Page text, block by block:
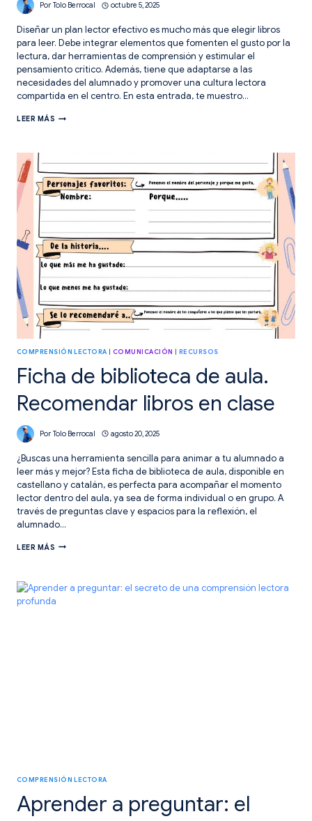
Por Tolo Berrocal octubre 5, 2025
Diseñar un plan lector efectivo es mucho más que elegir libros
para leer. Debe integrar elementos que fomenten el gusto por la
lectura, dar herramientas de comprensión y estimular el
pensamiento crítico. Además, tiene que adaptarse a las
necesidades del alumnado y promover una cultura lectora
compartida en el centro. En esta entrada, te muestro…
LEER MÁS PLAN
COMPRENSIÓN LECTORA |COMUNICACIÓN | RECURSOS
Ficha de biblioteca de aula.
Recomendar libros en clase
Por Tolo Berrocal agosto 20, 2025
¿Buscas una herramienta sencilla para animar a tu alumnado a
leer más y mejor? Esta ficha de biblioteca de aula, disponible en
castellano y catalán, es perfecta para acompañar el momento
lector dentro del aula, ya sea de forma individual o en grupo. A
través de preguntas clave y espacios para la reflexión, el
alumnado…
LEER MÁS FICHA
AULA.
LIBROS
COMPRENSIÓN LECTORA
Aprender a preguntar: el